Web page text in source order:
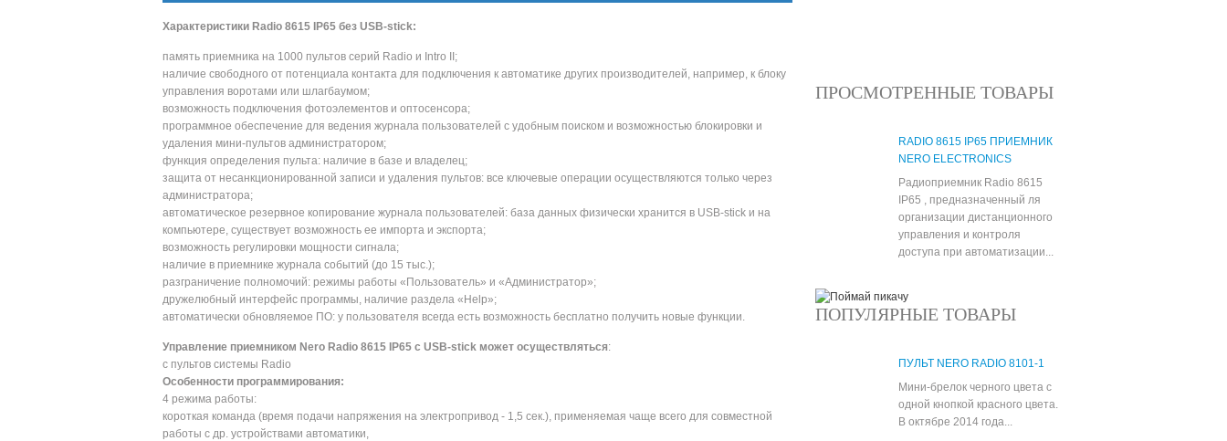
Характеристики Radio 8615 IP65 без USB-stick:
память приемника на 1000 пультов серий Radio и Intro II;
наличие свободного от потенциала контакта для подключения к автоматике других производителей, например, к блоку
управления воротами или шлагбаумом;
возможность подключения фотоэлементов и оптосенсора;
программное обеспечение для ведения журнала пользователей с удобным поиском и возможностью блокировки и
удаления мини-пультов администратором;
функция определения пульта: наличие в базе и владелец;
защита от несанкционированной записи и удаления пультов: все ключевые операции осуществляются только через
администратора;
автоматическое резервное копирование журнала пользователей: база данных физически хранится в USB-stick и на
компьютере, существует возможность ее импорта и экспорта;
возможность регулировки мощности сигнала;
наличие в приемнике журнала событий (до 15 тыс.);
разграничение полномочий: режимы работы «Пользователь» и «Администратор»;
дружелюбный интерфейс программы, наличие раздела «Help»;
автоматически обновляемое ПО: у пользователя всегда есть возможность бесплатно получить новые функции.
Управление приемником Nero Radio 8615 IP65 с USB-stick может осуществляться:
с пультов системы Radio
Особенности программирования:
4 режима работы:
короткая команда (время подачи напряжения на электропривод - 1,5 сек.), применяемая чаще всего для совместной
работы с др. устройствами автоматики,
ПРОСМОТРЕННЫЕ ТОВАРЫ
RADIO 8615 IP65 ПРИЕМНИК
NERO ELECTRONICS
Радиоприемник Radio 8615
IP65 , предназначенный ля
организации дистанционного
управления и контроля
доступа при автоматизации...
ПОПУЛЯРНЫЕ ТОВАРЫ
ПУЛЬТ NERO RADIO 8101-1
Мини-брелок черного цвета с
одной кнопкой красного цвета.
В октябре 2014 года...